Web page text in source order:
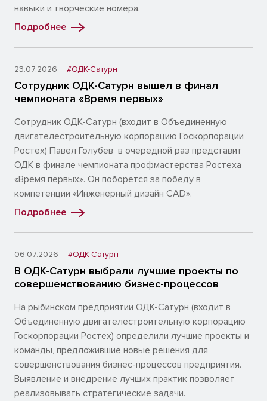
навыки и творческие номера.
Подробнее
23.07.2026 #ОДК-Сатурн
Сотрудник ОДК-Сатурн вышел в финал
чемпионата «Время первых»
Сотрудник ОДК-Сатурн (входит в Объединенную
двигателестроительную корпорацию Госкорпорации
Ростех) Павел Голубев в очередной раз представит
ОДК в финале чемпионата профмастерства Ростеха
«Время первых». Он поборется за победу в
компетенции «Инженерный дизайн CAD».
Подробнее
06.07.2026 #ОДК-Сатурн
В ОДК-Сатурн выбрали лучшие проекты по
совершенствованию бизнес-процессов
На рыбинском предприятии ОДК-Сатурн (входит в
Объединенную двигателестроительную корпорацию
Госкорпорации Ростех) определили лучшие проекты и
команды, предложившие новые решения для
совершенствования бизнес-процессов предприятия.
Выявление и внедрение лучших практик позволяет
реализовывать стратегические задачи.